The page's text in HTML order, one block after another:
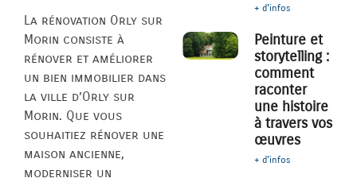
La rénovation Orly sur
Morin consiste à
rénover et améliorer
un bien immobilier dans
la ville d’Orly sur
Morin. Que vous
souhaitiez rénover une
maison ancienne,
moderniser un
+ d'infos
Peinture et
storytelling :
comment
raconter
une histoire
à travers vos
œuvres
+ d'infos